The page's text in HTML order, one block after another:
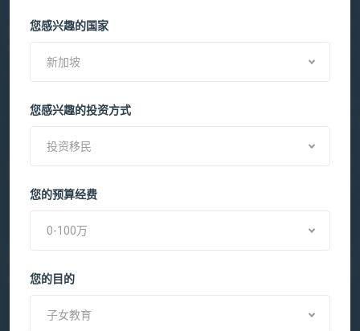
您感兴趣的国家
新加坡
您感兴趣的投资方式
投资移民
您的预算经费
0-100万
您的目的
子女教育